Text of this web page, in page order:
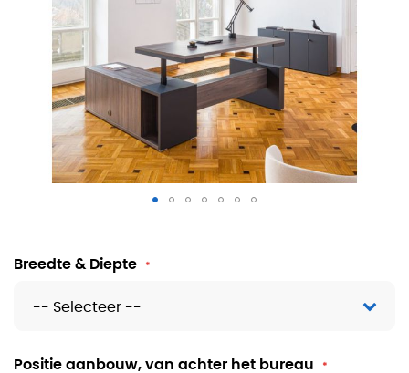
Zit sta directiebureau Martino
Breedte & Diepte
Positie aanbouw, van achter het bureau